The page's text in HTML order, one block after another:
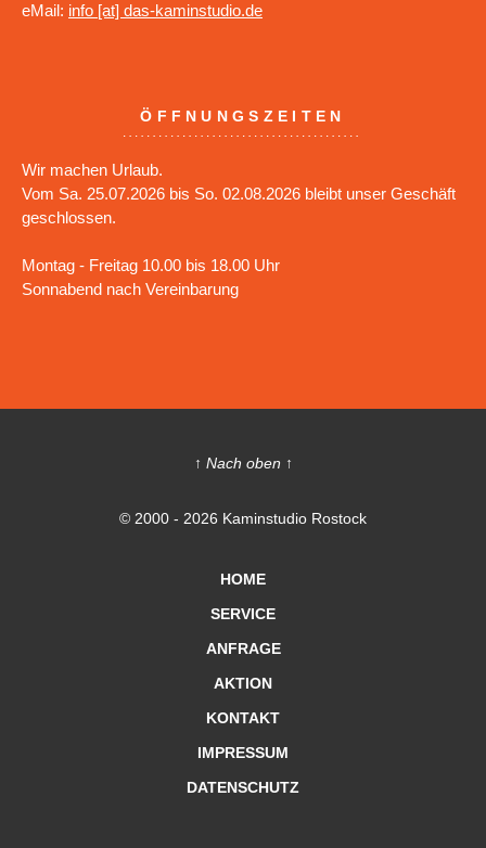
eMail: info [at] das-kaminstudio.de
ÖFFNUNGSZEITEN
Wir machen Urlaub.
Vom Sa. 25.07.2026 bis So. 02.08.2026 bleibt unser Geschäft
geschlossen.
Montag - Freitag 10.00 bis 18.00 Uhr
Sonnabend nach Vereinbarung
↑ Nach oben ↑
© 2000 - 2026 Kaminstudio Rostock
HOME
SERVICE
ANFRAGE
AKTION
KONTAKT
IMPRESSUM
DATENSCHUTZ